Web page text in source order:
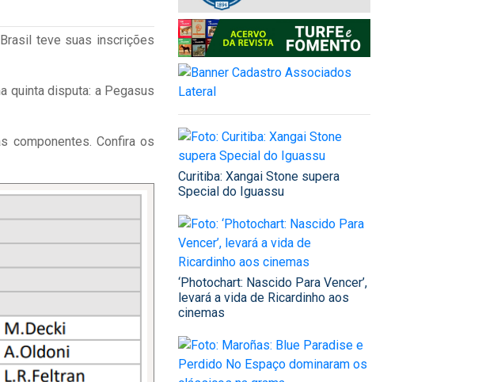
teve suas inscrições
quinta disputa: a Pegasus
componentes. Confira os
Curitiba: Xangai Stone supera
Special do Iguassu
‘Photochart: Nascido Para Vencer’,
levará a vida de Ricardinho aos
cinemas